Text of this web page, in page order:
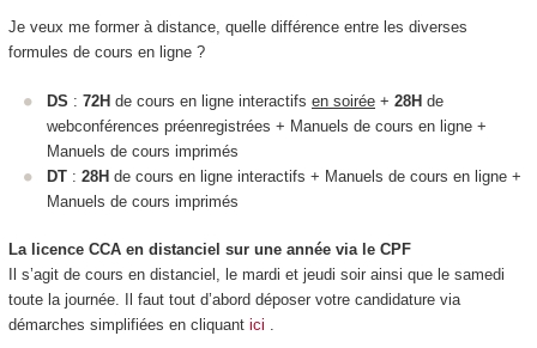
Je veux me former à distance, quelle différence entre les diverses
formules de cours en ligne ?
DS : 72H de cours en ligne interactifs en soirée + 28H de
webconférences préenregistrées + Manuels de cours en ligne +
Manuels de cours imprimés
DT : 28H de cours en ligne interactifs + Manuels de cours en ligne +
Manuels de cours imprimés
La licence CCA en distanciel sur une année via le CPF
Il s’agit de cours en distanciel, le mardi et jeudi soir ainsi que le samedi
toute la journée. Il faut tout d’abord déposer votre candidature via
démarches simplifiées en cliquant ici .